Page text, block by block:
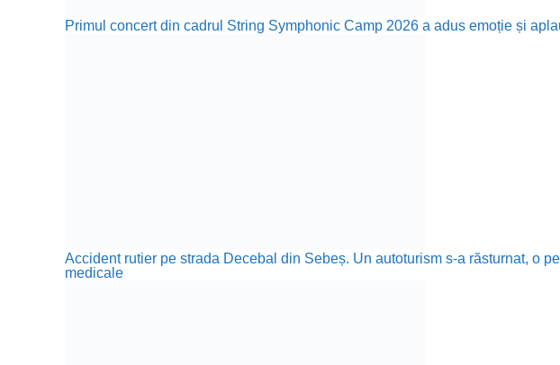
Primul concert din cadrul String Symphonic Camp 2026 a adus emoție și
Accident rutier pe strada Decebal din Sebeș. Un autoturism s-a răsturnat, o
medicale